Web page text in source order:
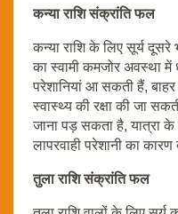
कन्या राशि संक्रांति फल
कन्या राशि के लिए सूर्य
का स्वामी कमजोर अवस्था में
परेशानियां आ सकती हैं,
स्वास्थ्य की रक्षा की जा
जाना पड़ सकता है, यात्रा के
लापरवाही परेशानी का
तुला राशि संक्रांति फल